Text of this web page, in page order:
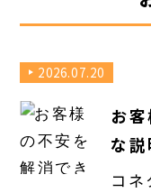
2026.07.20
お
な
コネ